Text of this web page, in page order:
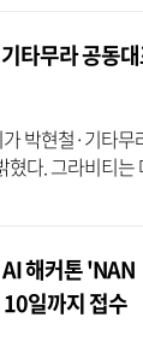
타무라 공동
박현철·기타
혔다. 그라비티
' 지식재산(IP)을
해커톤 'NAN
일까지 접수